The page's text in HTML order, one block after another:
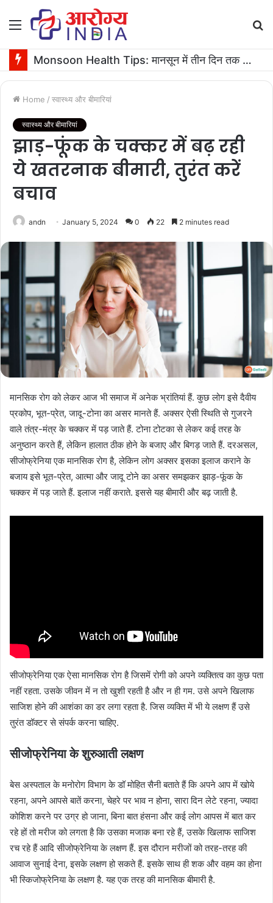
Menu
Monsoon Health Tips: मानसून में तीन दिन तक बुखार रहने पर कराएं ये जरूरी टेस्ट
Home / स्वास्थ्य और बीमारियां
स्वास्थ्य और बीमारियां
झाड़-फूंक के चक्कर में बढ़ रही
ये खतरनाक बीमारी, तुरंत करें
बचाव
andn January 5, 2024 0 22 2 minutes read
मानसिक रोग को लेकर आज भी समाज में अनेक भ्रांतियां हैं. कुछ लोग इसे दैवीय
प्रकोप, भूत-प्रेत, जादू-टोना का असर मानते हैं. अक्सर ऐसी स्थिति से गुजरने
वाले तंत्र-मंत्र के चक्कर में पड़ जाते हैं. टोना टोटका से लेकर कई तरह के
अनुष्ठान करते हैं, लेकिन हालात ठीक होने के बजाए और बिगड़ जाते हैं. दरअसल,
सीजोफ्रेनिया एक मानसिक रोग है, लेकिन लोग अक्सर इसका इलाज कराने के
बजाय इसे भूत-प्रेत, आत्मा और जादू टोने का असर समझकर झाड़-फूंक के
चक्कर में पड़ जाते हैं. इलाज नहीं कराते. इससे यह बीमारी और बढ़ जाती है.
सीजोफ्रेनिया एक ऐसा मानसिक रोग है जिसमें रोगी को अपने व्यक्तित्व का कुछ पता
नहीं रहता. उसके जीवन में न तो खुशी रहती है और न ही गम. उसे अपने खिलाफ
साजिश होने की आशंका का डर लगा रहता है. जिस व्यक्ति में भी ये लक्षण हैं उसे
तुरंत डॉक्टर से संपर्क करना चाहिए.
सीजोफ्रेनिया के शुरुआती लक्षण
बेस अस्पताल के मनोरोग विभाग के डॉ मोहित सैनी बताते हैं कि अपने आप में खोये
रहना, अपने आपसे बातें करना, चेहरे पर भाव न होना, सारा दिन लेटे रहना, ज्यादा
कोशिश करने पर उग्र हो जाना, बिना बात हंसना और कई लोग आपस में बात कर
रहे हों तो मरीज को लगता है कि उसका मजाक बना रहे हैं, उसके खिलाफ साजिश
रच रहे हैं आदि सीजोफ्रेनिया के लक्षण हैं. इस दौरान मरीजों को तरह-तरह की
आवाज सुनाई देना, इसके लक्षण हो सकते हैं. इसके साथ ही शक और वहम का होना
भी स्किजोफ्रेनिया के लक्षण है. यह एक तरह की मानसिक बीमारी है.